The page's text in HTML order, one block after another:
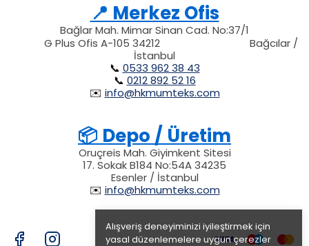
Alışveriş deneyiminizi iyileştirmek için
yasal düzenlemelere uygun çerezler
📍 Merkez Ofis
Bağlar Mah. Mimar Sinan Cad. No:37/1
G Plus Ofis A-105 34212
Bağcılar /
İstanbul
📞 0533 962 38 43
📞 0212 892 52 16
✉️ info@hkmumteks.com
📦 Depo / Üretim
Oruçreis Mah. Giyimkent Sitesi
17. Sokak B184 No:54A 34235
Esenler / İstanbul
✉️ info@hkmumteks.com